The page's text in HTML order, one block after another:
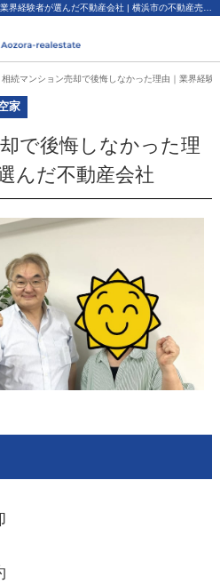
相続マンション売却で後悔しなかった理由｜業界経験
家
で後悔しなかった理
んだ不動産会社